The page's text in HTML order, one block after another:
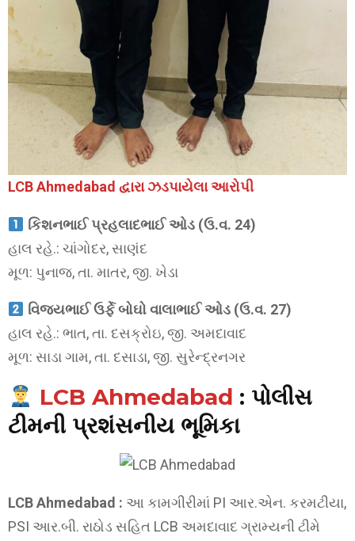
LCB Ahmedabad દ્વારા ઝડપાયેલા આરોપી
કિશનભાઈ પ્રહલાદભાઈ ઓડ (ઉ.વ. 24)
હાલ રહે.: ચાંગોદર, સાણંદ
મૂળ: પુનાજ, તા. માતર, જી. ખેડા
વિજયભાઈ ઉર્ફે બોઘો વાલાભાઈ ઓડ (ઉ.વ. 27)
હાલ રહે.: ભાત, તા. દસક્રોઇ, જી. અમદાવાદ
મૂળ: સાડા ગામ, તા. દસાડા, જી. સુરેન્દ્રનગર
LCB Ahmedabad : પોલીસ
ટીમની પ્રશંસનીય ભૂમિકા
LCB Ahmedabad : આ કામગીરીમાં PI આર.એન. કરમટીયા,
PSI આર.બી. રાઠોડ સહિત LCB અમદાવાદ ગ્રામ્યની ટીમે